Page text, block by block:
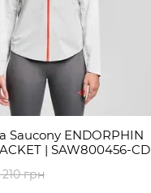
Saucony ENDORPHIN
| SAW800456-CD
грн